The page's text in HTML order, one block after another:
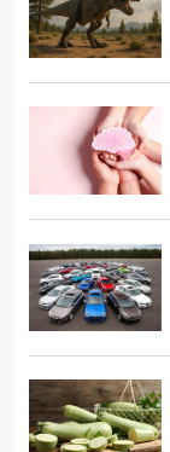
11:28, 10.08.2026
В
зятя
11:24, 10.08.2026
Анна Седокова
крыльями и
11:22, 10.08.2026